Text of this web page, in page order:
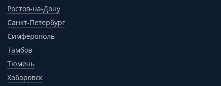
Ростов-на-Дону
Санкт-Петербург
Симферополь
Тамбов
Тюмень
Хабаровск